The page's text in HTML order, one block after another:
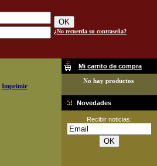
¿No recuerda su contraseña?
Imprimir
Mi carrito de compra
No hay productos
Novedades
Recibir noticias: